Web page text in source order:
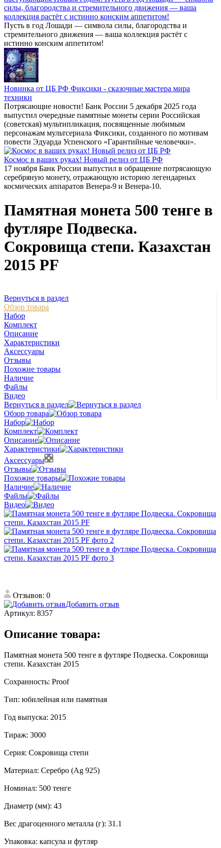
силы, благородства и стремительного движения — ваша
коллекция растёт с истинно конским аппетитом!
Пусть в год Лошади — символа силы, благородства и
стремительного движения — ваша коллекция растёт с
истинно конским аппетитом!
Новинка от ЦБ РФ Фиксики - сказочные мастера мира
техники
Потрясающие новости! Банк России 5 декабря 2025 года
выпустил очередные памятные монеты серии Российская
(советская) мультипликация, посвященные любимым
персонажам мультсериала Фиксики, созданного по мотивам
повести Эдуарда Успенского «Гарантийные человечки».
Космос в ваших руках! Новый релиз от ЦБ РФ
17 ноября Банк России выпустил в обращение потрясающую
серебряную монету, отражающую историю легендарных
космических аппаратов Венера-9 и Венера-10.
Памятная монета 500 тенге в
футляре Подвеска.
Сокровища степи. Казахстан
2015 PF
Вернуться в раздел
Обзор товара
Набор
Комплект
Описание
Характеристики
Аксессуары
Отзывы
Похожие товары
Наличие
Файлы
Видео
Вернуться в раздел
Обзор товара
Набор
Комплект
Описание
Характеристики
Аксессуары
Отзывы
Похожие товары
Наличие
Файлы
Видео
Отзывов: 0
Добавить отзыв
Артикул: 8357
Описание товара:
Памятная монета 500 тенге в футляре Подвеска. Сокровища
степи. Казахстан 2015
Сохранность: Proof
Тип: юбилейная или памятная
Год выпуска: 2015
Тираж: 3000
Серия: Сокровища степи
Материал: Серебро (Ag 925)
Номинал: 500 тенге
Диаметр (мм): 43
Вес драгоценного металла (г): 31.1
Упаковка: капсула и футляр